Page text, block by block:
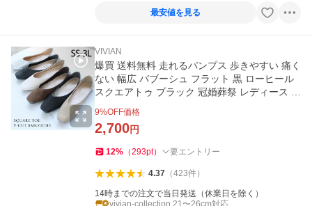
最安値を見る
VIVIAN
爆買 送料無料 走れるパンプス 歩きやすい 痛く
ない 幅広 バブーシュ フラット 黒 ローヒール
スクエアトゥ ブラック 冠婚葬祭 レディース シ
9%OFF価格
2,700円
12% （293pt） 要エントリー
4.37（423件）
14時までの注文で当日発送（休業日を除く）
vivian-collection 21〜26cm対応